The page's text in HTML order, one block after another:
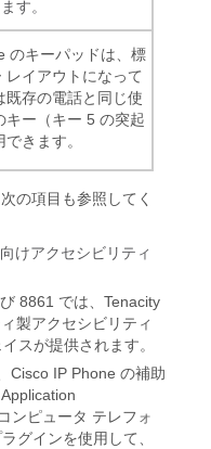
す。
のキーパッドは、標
レイアウトになって
既存の電話と同じ使
キー（キー 5 の突起
きます。
の項目も参照してく
けアクセシビリティ
8861 では、Tenacity
製アクセシビリティ
スが提供されます。
Cisco IP Phone の補助
ンピュータ テレフォ
グインを使用して、